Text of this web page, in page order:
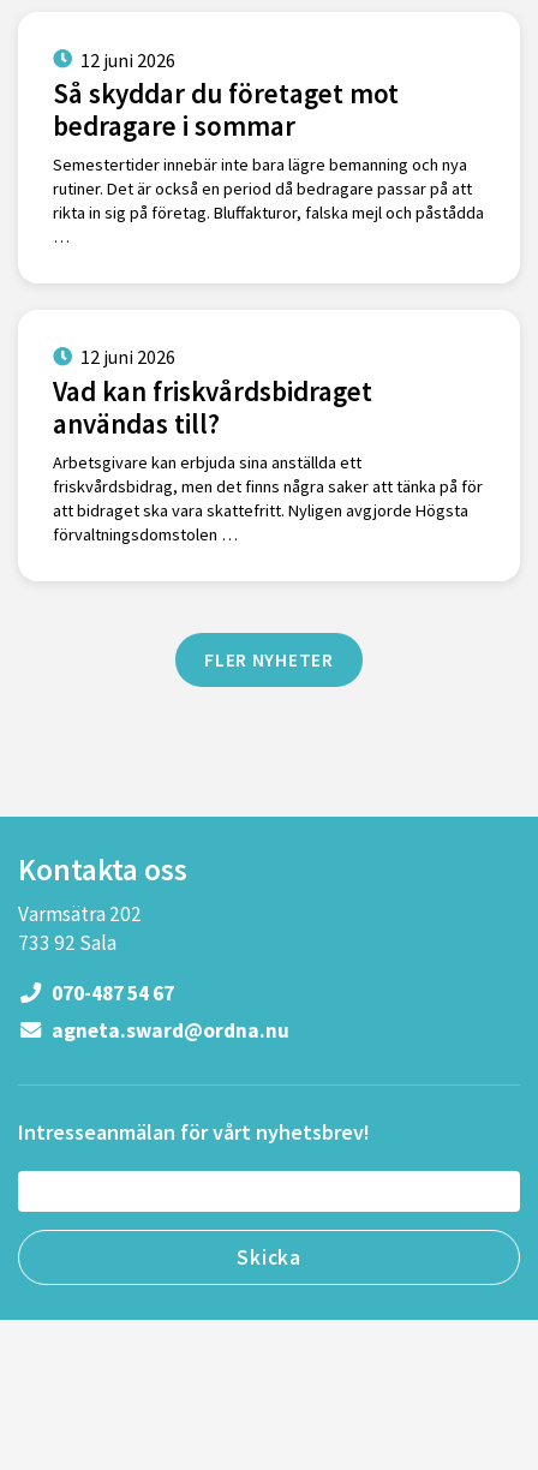
12 juni 2026
Så skyddar du företaget mot
bedragare i sommar
Semestertider innebär inte bara lägre bemanning och nya
rutiner. Det är också en period då bedragare passar på att
rikta in sig på företag. Bluffakturor, falska mejl och påstådda
…
12 juni 2026
Vad kan friskvårdsbidraget
användas till?
Arbetsgivare kan erbjuda sina anställda ett
friskvårdsbidrag, men det finns några saker att tänka på för
att bidraget ska vara skattefritt. Nyligen avgjorde Högsta
förvaltningsdomstolen …
FLER NYHETER
Kontakta oss
Varmsätra 202
733 92 Sala
070-487 54 67
agneta.sward@ordna.nu
Intresseanmälan för vårt nyhetsbrev!